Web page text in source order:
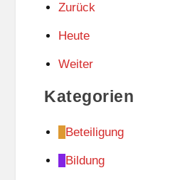
Zurück
Heute
Weiter
Kategorien
Beteiligung
Bildung